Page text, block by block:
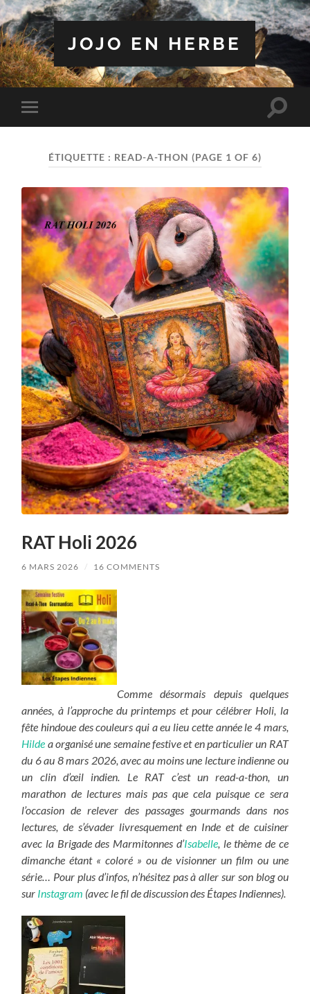
JOJO EN HERBE
Toggle
mobile
Toggle
ÉTIQUETTE : READ-A-THON (PAGE 1 OF 6)
RAT Holi 2026
6 MARS 2026 / 16 COMMENTS
Comme désormais depuis quelques
années, à l’approche du printemps et pour célébrer Holi, la
fête hindoue des couleurs qui a eu lieu cette année le 4 mars,
Hilde a organisé une semaine festive et en particulier un RAT
du 6 au 8 mars 2026, avec au moins une lecture indienne ou
un clin d’œil indien. Le RAT c’est un read-a-thon, un
marathon de lectures mais pas que cela puisque ce sera
l’occasion de relever des passages gourmands dans nos
lectures, de s’évader livresquement en Inde et de cuisiner
avec la Brigade des Marmitonnes d’Isabelle, le thème de ce
dimanche étant « coloré » ou de visionner un film ou une
série… Pour plus d’infos, n’hésitez pas à aller sur son blog ou
sur Instagram (avec le fil de discussion des Étapes Indiennes).